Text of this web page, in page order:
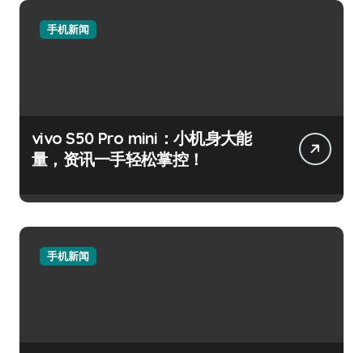
手机新闻
vivo S50 Pro mini：小机身大能
量，资讯一手轻松掌控！
手机新闻